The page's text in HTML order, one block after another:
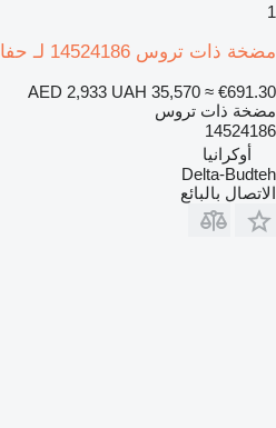
1
مضخة ذات تروس 14524186 لـ حفارة Volvo EC210B
AED 2,933 UAH 35,570 ≈ €691.30
مضخة ذات تروس
14524186
أوكرانيا
Delta-Budteh
الاتصال بالبائع